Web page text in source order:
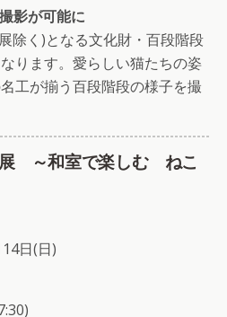
影が可能に
除く)となる文化財・百段階段
ります。愛らしい猫たちの姿
工が揃う百段階段の様子を撮
展 ～和室で楽しむ ねこ
日(日)